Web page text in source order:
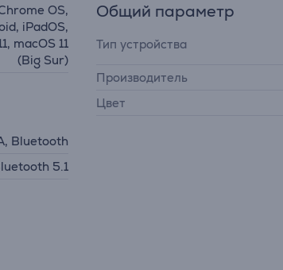
OS,
iPadOS,
macOS 11
(Big Sur)
Bluetooth
5.1
Общий параметр
Тип устройства
Производитель
Цвет